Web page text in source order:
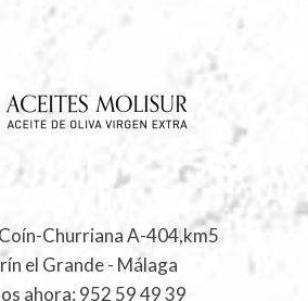
Churriana A-404,km5
el Grande - Málaga
ahora: 952 59 49 39